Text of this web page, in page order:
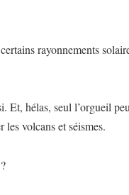
rayonnements
Et, hélas, seul l’orgueil
les volcans et séismes.